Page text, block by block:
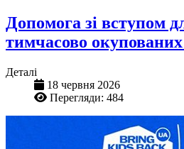
Допомога зі вступом
тимчасово
Деталі
18 червня 2026
Перегляди: 484